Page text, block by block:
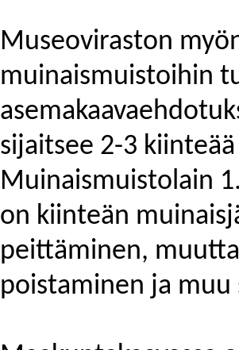
Museoviraston
muinaismuistoihin
sijaitsee 2-3
Muinaismuistolain
on kiinteän
peittäminen,
poistaminen ja